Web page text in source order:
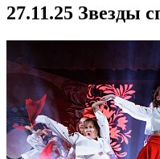
27.11.25 Звезды